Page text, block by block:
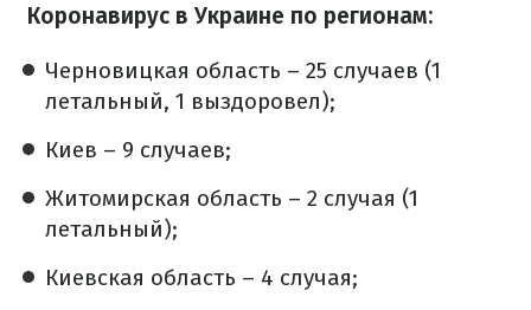
Коронавирус в Украине по регионам:
Черновицкая область – 25 случаев (1
летальный, 1 выздоровел);
Киев – 9 случаев;
Житомирская область – 2 случая (1
летальный);
Киевская область – 4 случая;